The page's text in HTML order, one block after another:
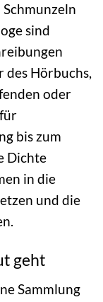
Schmunzeln
sind
Hörbuchs,
oder
bis zum
Dichte
in die
und die
geht
Sammlung